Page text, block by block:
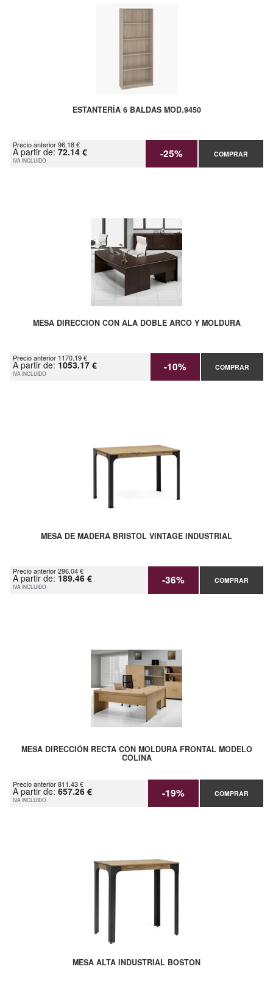
ESTANTERÍA 6 BALDAS MOD.9450
Precio anterior 96.18 €
A partir de: 72.14 €
IVA INCLUIDO -25% COMPRAR
MESA DIRECCION CON ALA DOBLE ARCO Y MOLDURA
Precio anterior 1170.19 €
A partir de: 1053.17 €
IVA INCLUIDO -10% COMPRAR
MESA DE MADERA BRISTOL VINTAGE INDUSTRIAL
Precio anterior 296.04 €
A partir de: 189.46 €
IVA INCLUIDO -36% COMPRAR
MESA DIRECCIÓN RECTA CON MOLDURA FRONTAL MODELO
COLINA
Precio anterior 811.43 €
A partir de: 657.26 €
IVA INCLUIDO -19% COMPRAR
MESA ALTA INDUSTRIAL BOSTON